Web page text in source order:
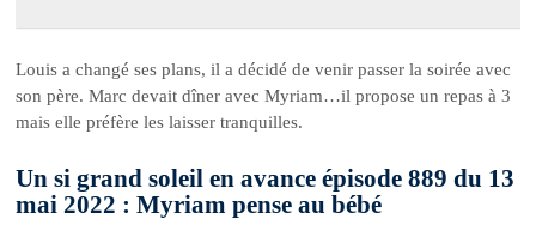
Louis a changé ses plans, il a décidé de venir passer la soirée avec
son père. Marc devait dîner avec Myriam…il propose un repas à 3
mais elle préfère les laisser tranquilles.
Un si grand soleil en avance épisode 889 du 13
mai 2022 : Myriam pense au bébé